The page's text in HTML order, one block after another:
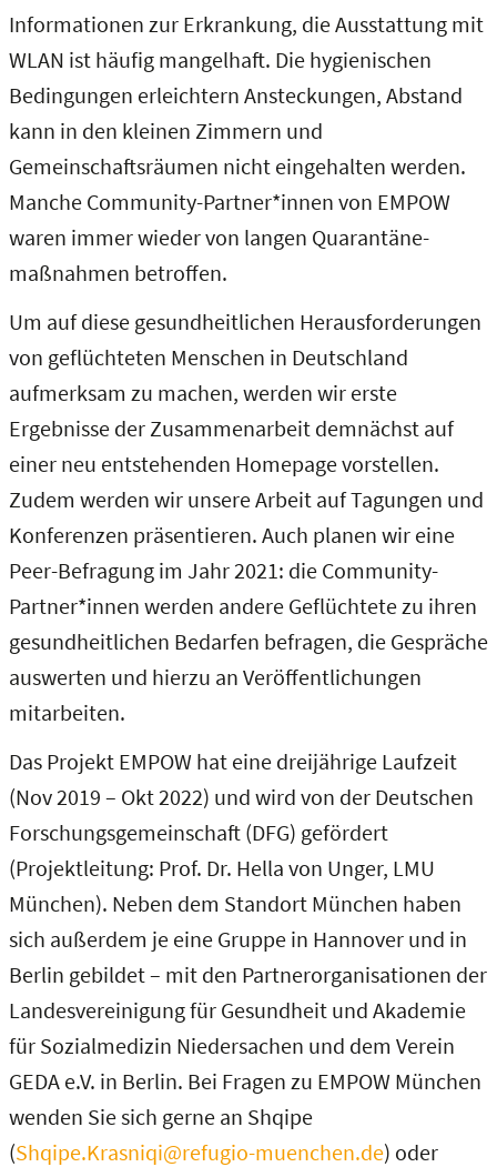
Informationen zur Erkrankung, die Ausstattung mit
WLAN ist häufig mangelhaft. Die hygienischen
Bedingungen erleichtern Ansteckungen, Abstand
kann in den kleinen Zimmern und
Gemeinschaftsräumen nicht eingehalten werden.
Manche Community-Partner*innen von EMPOW
waren immer wieder von langen Quarantäne­
maßnahmen betroffen.
Um auf diese gesundheitlichen Herausforderungen
von geflüchteten Menschen in Deutschland
aufmerksam zu machen, werden wir erste
Ergebnisse der Zusammenarbeit demnächst auf
einer neu entstehenden Homepage vorstellen.
Zudem werden wir unsere Arbeit auf Tagungen und
Konferenzen präsentieren. Auch planen wir eine
Peer-Befragung im Jahr 2021: die Community-
Partner*innen werden andere Geflüchtete zu ihren
gesundheitlichen Bedarfen befragen, die Gespräche
auswerten und hierzu an Veröffentlichungen
mitarbeiten.
Das Projekt EMPOW hat eine dreijährige Laufzeit
(Nov 2019 – Okt 2022) und wird von der Deutschen
Forschungsgemeinschaft (DFG) gefördert
(Projektleitung: Prof. Dr. Hella von Unger, LMU
München). Neben dem Standort München haben
sich außerdem je eine Gruppe in Hannover und in
Berlin gebildet – mit den Partnerorganisationen der
Landesvereinigung für Gesundheit und Akademie
für Sozialmedizin Niedersachen und dem Verein
GEDA e.V. in Berlin. Bei Fragen zu EMPOW München
wenden Sie sich gerne an Shqipe
(Shqipe.Krasniqi@refugio-muenchen.de) oder